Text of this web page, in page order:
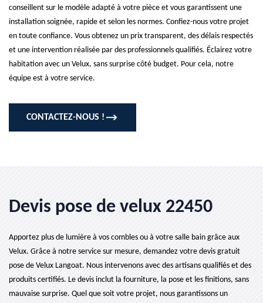
conseillent sur le modèle adapté à votre pièce et vous garantissent une
installation soignée, rapide et selon les normes. Confiez-nous votre projet
en toute confiance. Vous obtenez un prix transparent, des délais respectés
et une intervention réalisée par des professionnels qualifiés. Éclairez votre
habitation avec un Velux, sans surprise côté budget. Pour cela, notre
équipe est à votre service.
CONTACTEZ-NOUS !
Devis pose de velux 22450
Apportez plus de lumière à vos combles ou à votre salle bain grâce aux
Velux. Grâce à notre service sur mesure, demandez votre devis gratuit
pose de Velux Langoat. Nous intervenons avec des artisans qualifiés et des
produits certifiés. Le devis inclut la fourniture, la pose et les finitions, sans
mauvaise surprise. Quel que soit votre projet, nous garantissons un